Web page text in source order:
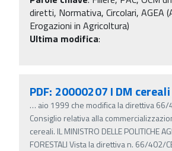
diretti, Normativa, Circolari, AGEA
Erogazioni in Agricoltura)
Ultima modifica:
PDF: 20000207 I DM cereali
… aio 1999 che modifica la direttiva 66/
Consiglio relativa alla
cereali. IL MINISTRO DELLE POLITICHE
FORESTALI Vista la direttiva n. 66/402/